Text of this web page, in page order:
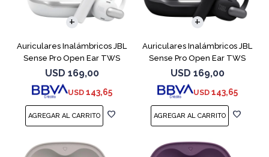
Auriculares Inalámbricos JBL
Sense Pro Open Ear TWS
Blanco
USD 169,00
USD 143,65
Auriculares Inalámbricos JBL
Sense Pro Open Ear TWS
Negro
USD 169,00
USD 143,65